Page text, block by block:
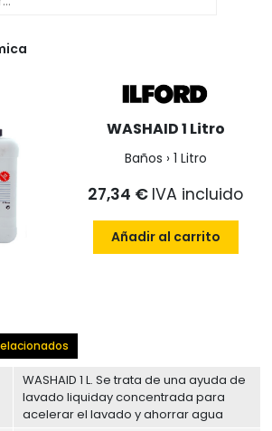
WASHAID 1 Litro
Baños › 1 Litro
27,34 € IVA incluido
Añadir al carrito
WASHAID 1 L. Se trata de una ayuda de
lavado liquiday concentrada para
acelerar el lavado y ahorrar agua